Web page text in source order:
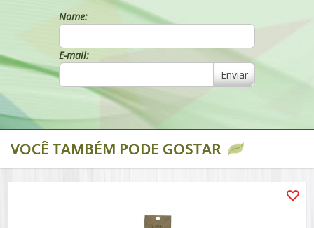
Nome:
E-mail:
Enviar
VOCÊ TAMBÉM PODE GOSTAR